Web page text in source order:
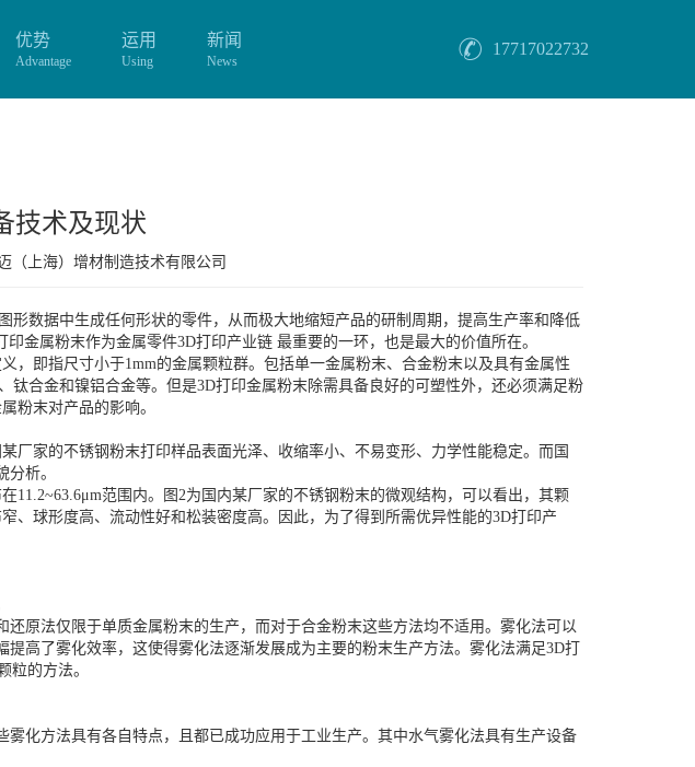
优势
Advantage
运用
Using
新闻
News
17717022732
技术及现状
（上海）增材制造技术有限公司
数据中生成任何形状的零件，从而极大地缩短产品的研制周期，提高生产率和降低
金属粉末作为金属零件3D打印产业链 最重要的一环，也是最大的价值所在。
，即指尺寸小于1mm的金属颗粒群。包括单一金属粉末、合金粉末以及具有金属性
合金和镍铝合金等。但是3D打印金属粉末除需具备良好的可塑性外，还必须满足粉
粉末对产品的影响。
厂家的不锈钢粉末打印样品表面光泽、收缩率小、不易变形、力学性能稳定。而国
析。
范围内。图2为国内某厂家的不锈钢粉末的微观结构，可以看出，其颗
、球形度高、流动性好和松装密度高。因此，为了得到所需优异性能的3D打印产
原法仅限于单质金属粉末的生产，而对于合金粉末这些方法均不适用。雾化法可以
高了雾化效率，这使得雾化法逐渐发展成为主要的粉末生产方法。雾化法满足3D打
粒的方法。
化方法具有各自特点，且都已成功应用于工业生产。其中水气雾化法具有生产设备